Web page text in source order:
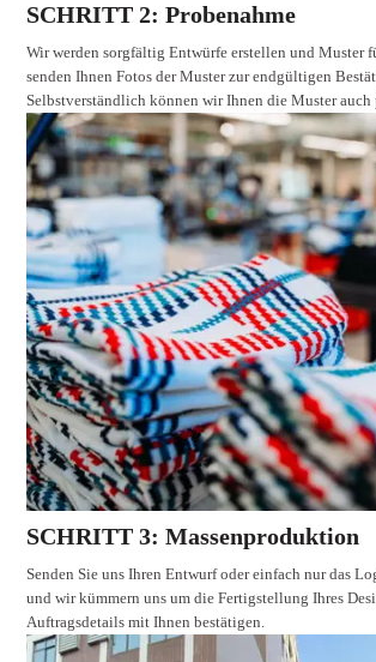
SCHRITT 2: Probenahme
Wir werden sorgfältig Entwürfe erstellen und Muster
senden Ihnen Fotos der Muster zur endgültigen
Selbstverständlich können wir Ihnen die Muster auch
SCHRITT 3: Massenproduktion
Senden Sie uns Ihren Entwurf oder einfach nur das
und wir kümmern uns um die Fertigstellung Ihres
Auftragsdetails mit Ihnen bestätigen.